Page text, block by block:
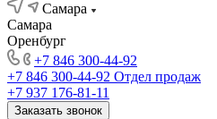
Самара
Самара
Оренбург
+7 846 300-44-92
+7 846 300-44-92 Отдел продаж
+7 937 176-81-11
Заказать звонок